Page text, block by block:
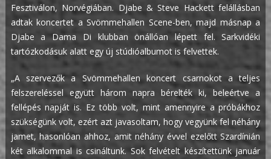
Fesztiválon, Norvégiában. Djabe & Steve Hackett felállásban
adtak koncertet a Svömmehallen Scene-ben, majd másnap a
Djabe a Dama Di klubban önállóan lépett fel. Sarkvidéki
tartózkodásuk alatt egy új stúdióalbumot is felvettek.
„A szervezők a Svömmehallen koncert csarnokot a teljes
felszereléssel együtt három napra bérelték ki, beleértve a
fellépés napját is. Ez több volt, mint amennyire a próbákhoz
szükségünk volt, ezért azt javasoltam, hogy vegyünk fel néhány
jamet, hasonlóan ahhoz, amit néhány évvel ezelőtt Szardínián
két alkalommal is csináltunk. Sok felvételt készítettünk január